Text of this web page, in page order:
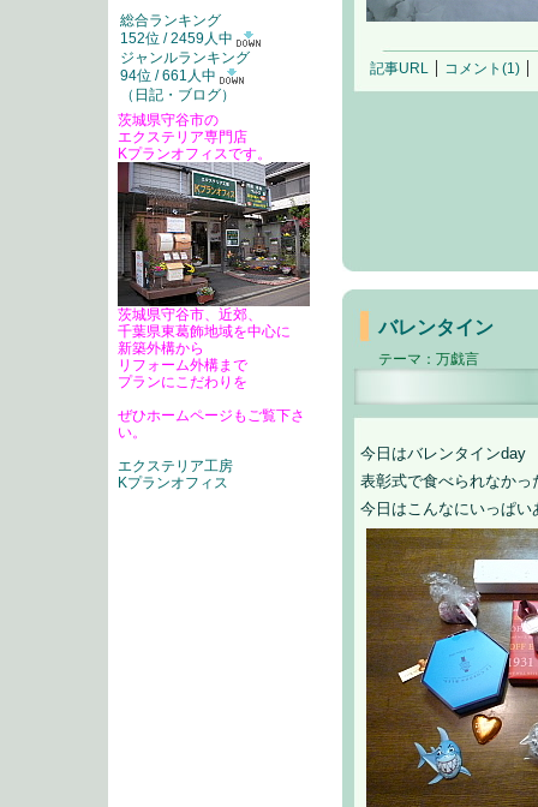
記事URL コメント(1)
バレンタイン
テーマ： 万戯言
今日はバレンタインday
表彰式で食べられなかっ
今日はこんなにいっぱい
総合ランキング
152位 / 2459人中
ジャンルランキング
94位 / 661人中
（ 日記・ブログ）
茨城県守谷市の
エクステリア専門店
Kプランオフィスです。
茨城県守谷市、近郊、
千葉県東葛飾地域を中心に
新築外構から
リフォーム外構まで
プランにこだわりを
ぜひホームページもご覧下さ
い。
エクステリア工房
Kプランオフィス